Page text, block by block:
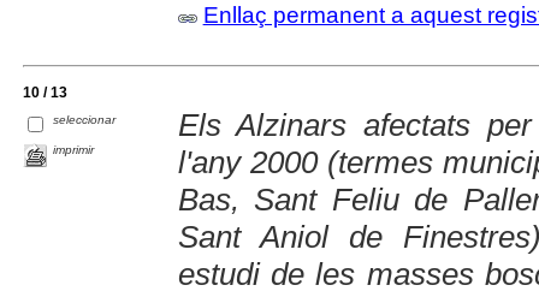
Enllaç permanent a aquest
10 / 13
seleccionar
imprimir
Els Alzinars afectats
l'any 2000 (termes
Bas, Sant Feliu de
Sant Aniol de
estudi de les masses